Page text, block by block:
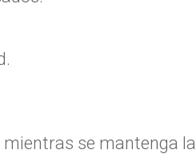
se mantenga